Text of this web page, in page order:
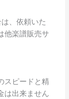
、依頼いた
他楽譜販売サ
スピードと精
は出来ません